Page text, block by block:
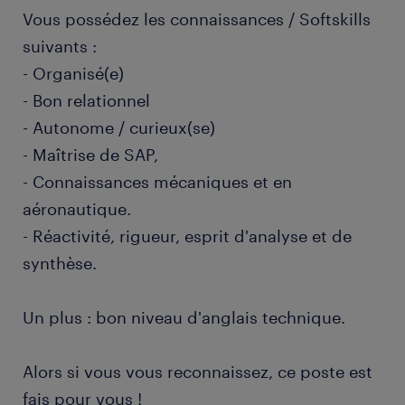
Vous possédez les connaissances / Softskills
suivants :
- Organisé(e)
- Bon relationnel
- Autonome / curieux(se)
- Maîtrise de SAP,
- Connaissances mécaniques et en
aéronautique.
- Réactivité, rigueur, esprit d'analyse et de
synthèse.
Un plus : bon niveau d'anglais technique.
Alors si vous vous reconnaissez, ce poste est
fais pour vous !